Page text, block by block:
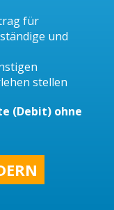
für
und
stellen
(Debit) ohne